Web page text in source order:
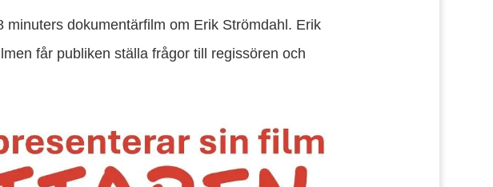
dokumentärfilm om Erik Strömdahl. Erik
får publiken ställa frågor till regissören och